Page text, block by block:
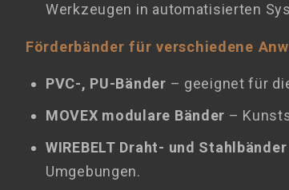
Werkzeugen in automatisierten
Förderbänder für verschiedene
PVC-, PU-Bänder – geeignet für
MOVEX modulare Bänder –
WIREBELT Draht- und Stahlbänder
Umgebungen.